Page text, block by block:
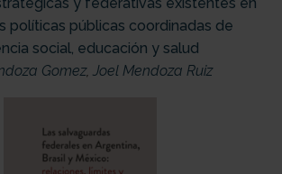
políticas públicas coordinadas de
social, educación y salud
Gomez, Joel Mendoza Ruiz